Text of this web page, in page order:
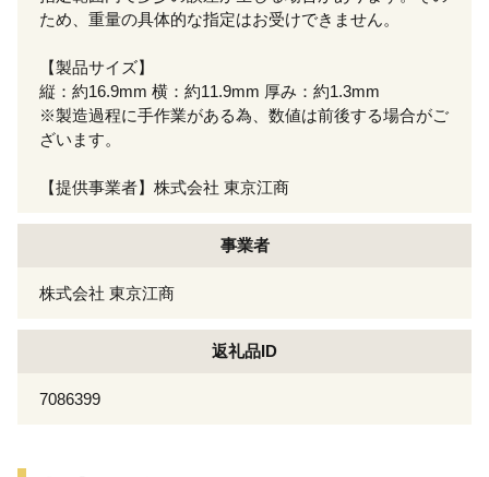
ため、重量の具体的な指定はお受けできません。
【製品サイズ】
縦：約16.9mm 横：約11.9mm 厚み：約1.3mm
※製造過程に手作業がある為、数値は前後する場合がご
ざいます。
【提供事業者】株式会社 東京江商
事業者
株式会社 東京江商
返礼品ID
7086399